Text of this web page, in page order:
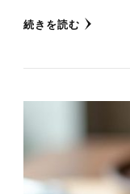
続きを読む